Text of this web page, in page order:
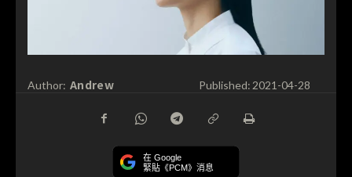
Author: Andrew Published: 2021-04-28
在 Google
緊貼《PCM》消息